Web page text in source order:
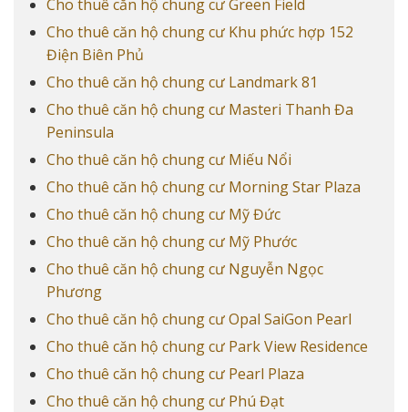
Cho thuê căn hộ chung cư Green Field
Cho thuê căn hộ chung cư Khu phức hợp 152
Điện Biên Phủ
Cho thuê căn hộ chung cư Landmark 81
Cho thuê căn hộ chung cư Masteri Thanh Đa
Peninsula
Cho thuê căn hộ chung cư Miếu Nổi
Cho thuê căn hộ chung cư Morning Star Plaza
Cho thuê căn hộ chung cư Mỹ Đức
Cho thuê căn hộ chung cư Mỹ Phước
Cho thuê căn hộ chung cư Nguyễn Ngọc
Phương
Cho thuê căn hộ chung cư Opal SaiGon Pearl
Cho thuê căn hộ chung cư Park View Residence
Cho thuê căn hộ chung cư Pearl Plaza
Cho thuê căn hộ chung cư Phú Đạt